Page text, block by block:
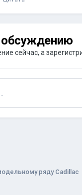
обсуждению
сейчас, а
ряду Cadillac